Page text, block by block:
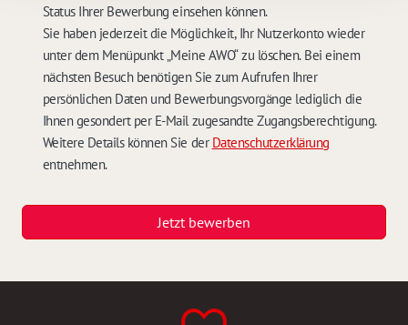
Status Ihrer Bewerbung einsehen können.
Sie haben jederzeit die Möglichkeit, Ihr Nutzerkonto wieder
unter dem Menüpunkt „Meine AWO“ zu löschen. Bei einem
nächsten Besuch benötigen Sie zum Aufrufen Ihrer
persönlichen Daten und Bewerbungsvorgänge lediglich die
Ihnen gesondert per E-Mail zugesandte Zugangsberechtigung.
Weitere Details können Sie der Datenschutzerklärung
entnehmen.
Jetzt bewerben